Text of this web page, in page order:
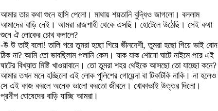
আমার তার কথা শুনে হাসি পেলো। মাথায় শয়তানি বুদ্ধিও জাগলো। বললাম
আমাদের বাড়ি নেই। আমরা রাজশাহী থেকে এসছি। হোটেলে উঠেছি। সেই কথা
শুনে ঐ লোকের চোখ কপালে?
-উ উ তাই বলো! তালি পরে তুমরা হছো গিয়ে ভীনদেশী, তুমরা হছো গিয়ে ভাই বোন
ঠিক না? আমি তো ভাবছিলাম পলানি কেস। যাক যাক শোনো ঘাটে নাইমে পরে এই
ঘাটের বিখ্যাত মিষ্টি খাওয়াবানে। তো তুমরা শহর থেইকে আসছো তো যাচ্ছো কনে?
আমার তখন মনে হচ্ছিলো এই লোক পুলিশের গোয়েন্দা বা টিকটিকি নাকি। না হলেও
সে এই কাজ করলে অনেক ভালো করতো জীবনে। খোকাভাই উত্তর দিলো।
প্রদীপ ঘোষেদের বাড়ি যাচ্ছি আমরা।